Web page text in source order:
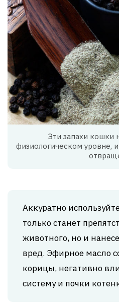
Эти запахи кошки
физиологическом уровне,
Аккуратно
только станет
животного, но и
вред. Эфирное масло
корицы, негативно
систему и почки